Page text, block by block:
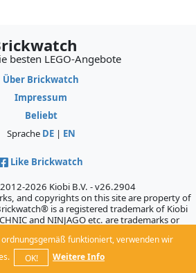
funktioniert, verwenden wir
OK! Weitere Info
besten LEGO-Angebote
Über Brickwatch
Impressum
Beliebt
Sprache DE| EN
Like Brickwatch
2026 Kiobi B.V. - v26.2904
and copyrights on this site are property of
is a registered trademark of Kiobi
and NINJAGO etc. are trademarks or
LEGO Company, which does not sponsor,
or endorse this site.